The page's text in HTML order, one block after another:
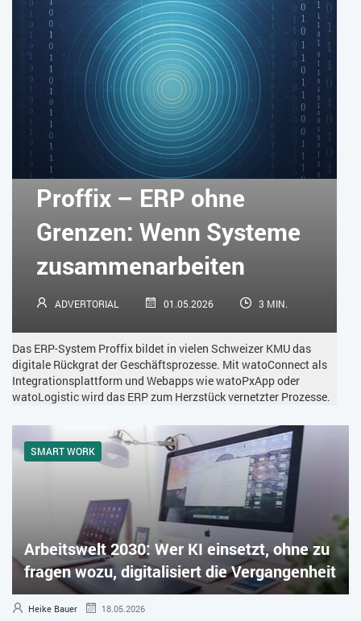
ERP FALLSTUDIEN FERTIGUNG FINANZSOFTWARE
HANDEL HR INDUSTRIE 4.0
IT AUS- UND WEITERBILDUNG IT-INFRASTRUKTUR
IT-JOBS IT-SERVICE MANAGEMENT KI IM ERP
KÜNSTLICHE INTELLIGENZ LOGISTIK LOHN
SOCIAL COMMERCE SOCIAL-MEDIA
SOFTWARE-AS-A-SERVICE SOFTWAREENTWICKLUNG
TRANSPORTLOGISTIK / LAGER
TRENDKOMPASS 2026 USABILITY
USER EXPERIENCE WEBDESIGN WEB-SHOP
ZEITWIRTSCHAFT
Proffix – ERP ohne
Grenzen: Wenn Systeme
zusammenarbeiten
ADVERTORIAL 01.05.2026 3 MIN.
Das ERP-System Proffix bildet in vielen Schweizer KMU das
digitale Rückgrat der Geschäftsprozesse. Mit watoConnect als
Integrationsplattform und Webapps wie watoPxApp oder
watoLogistic wird das ERP zum Herzstück vernetzter Prozesse.
SMART WORK
Arbeitswelt 2030: Wer KI einsetzt, ohne zu
fragen wozu, digitalisiert die Vergangenheit
Heike Bauer 18.05.2026